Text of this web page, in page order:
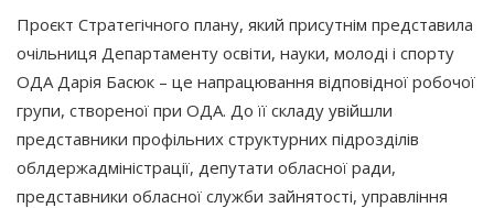
Проєкт Стратегічного плану, який присутнім представила
очільниця Департаменту освіти, науки, молоді і спорту
ОДА Дарія Басюк – це напрацювання відповідної робочої
групи, створеної при ОДА. До її складу увійшли
представники профільних структурних підрозділів
облдержадміністрації, депутати обласної ради,
представники обласної служби зайнятості, управління